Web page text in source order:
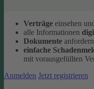
Verträge einsehen
alle Informationen
Dokumente
einfache
mit vorausgefüllten
Anmelden Jetzt registrieren